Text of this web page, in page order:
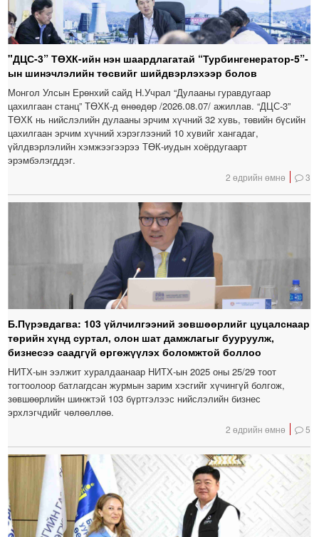
"ДЦС-3” ТӨХК-ийн нэн шаардлагатай “Турбингенератор-5”-
ын шинэчлэлийн төсвийг шийдвэрлэхээр болов
Монгол Улсын Ерөнхий сайд Н.Учрал “Дулааны гуравдугаар
цахилгаан станц” ТӨХК-д өнөөдөр /2026.08.07/ ажиллав. “ДЦС-3”
ТӨХК нь нийслэлийн дулааны эрчим хүчний 32 хувь, төвийн бүсийн
цахилгаан эрчим хүчний хэрэглээний 10 хувийг хангадаг,
үйлдвэрлэлийн хэмжээгээрээ ТӨК-иудын хоёрдугаарт
эрэмбэлэгддэг.
2 өдрийн өмнө 3
Б.Пүрэвдагва: 103 үйлчилгээний зөвшөөрлийг цуцалснаар
төрийн хүнд суртал, олон шат дамжлагыг бууруулж,
бизнесээ саадгүй өргөжүүлэх боломжтой боллоо
НИТХ-ын ээлжит хуралдаанаар НИТХ-ын 2025 оны 25/29 тоот
тогтоолоор батлагдсан журмын зарим хэсгийг хүчингүй болгож,
зөвшөөрлийн шинжтэй 103 бүртгэлээс нийслэлийн бизнес
эрхлэгчдийг чөлөөллөө.
2 өдрийн өмнө 5